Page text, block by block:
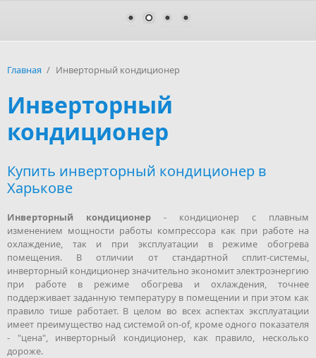
Главная / Инверторный кондиционер
Инверторный
кондиционер
Купить инверторный кондиционер в
Харькове
Инверторный кондиционер - кондиционер с плавным
изменением мощности работы компрессора как при работе на
охлаждение, так и при эксплуатации в режиме обогрева
помещения. В отличии от стандартной сплит-системы,
инверторный кондиционер значительно экономит электроэнергию
при работе в режиме обогрева и охлаждения, точнее
поддерживает заданную температуру в помещении и при этом как
правило тише работает. В целом во всех аспектах эксплуатации
имеет преимущество над системой on-of, кроме одного показателя
- "цена", инверторный кондиционер, как правило, несколько
дороже.